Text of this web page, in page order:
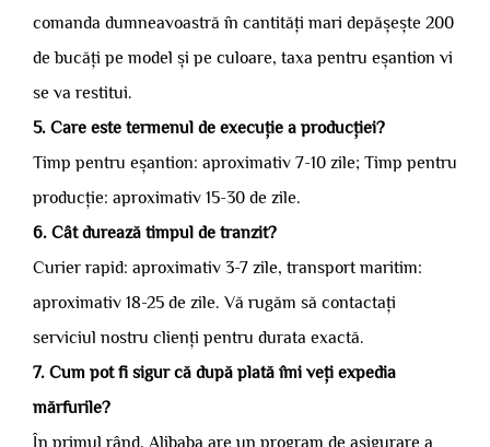
comanda dumneavoastră în cantități mari depășește 200
de bucăți pe model și pe culoare, taxa pentru eșantion vi
se va restitui.
5. Care este termenul de execuție a producției?
Timp pentru eșantion: aproximativ 7-10 zile; Timp pentru
producție: aproximativ 15-30 de zile.
6. Cât durează timpul de tranzit?
Curier rapid: aproximativ 3-7 zile, transport maritim:
aproximativ 18-25 de zile. Vă rugăm să contactați
serviciul nostru clienți pentru durata exactă.
7. Cum pot fi sigur că după plată îmi veți expedia
mărfurile?
În primul rând, Alibaba are un program de asigurare a